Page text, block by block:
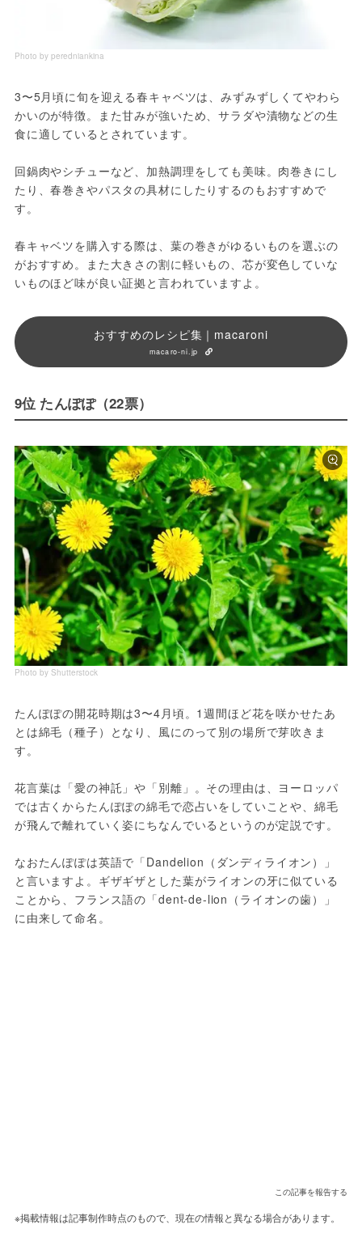
Photo by peredniankina
3〜5月頃に旬を迎える春キャベツは、みずみずしくてやわら
かいのが特徴。また甘みが強いため、サラダや漬物などの生
食に適しているとされています。
回鍋肉やシチューなど、加熱調理をしても美味。肉巻きにし
たり、春巻きやパスタの具材にしたりするのもおすすめで
す。
春キャベツを購入する際は、葉の巻きがゆるいものを選ぶの
がおすすめ。また大きさの割に軽いもの、芯が変色していな
いものほど味が良い証拠と言われていますよ。
おすすめのレシピ集｜macaroni
macaro-ni.jp
9位 たんぽぽ（22票）
Photo by Shutterstock
たんぽぽの開花時期は3〜4月頃。1週間ほど花を咲かせたあ
とは綿毛（種子）となり、風にのって別の場所で芽吹きま
す。
花言葉は「愛の神託」や「別離」。その理由は、ヨーロッパ
では古くからたんぽぽの綿毛で恋占いをしていことや、綿毛
が飛んで離れていく姿にちなんでいるというのが定説です。
なおたんぽぽは英語で「Dandelion（ダンディライオン）」
と言いますよ。ギザギザとした葉がライオンの牙に似ている
ことから、フランス語の「dent-de-lion（ライオンの歯）」
に由来して命名。
この記事を報告する
※掲載情報は記事制作時点のもので、現在の情報と異なる場合があります。